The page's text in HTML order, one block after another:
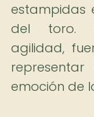
estampidas
del toro.
agilidad,
emoción de